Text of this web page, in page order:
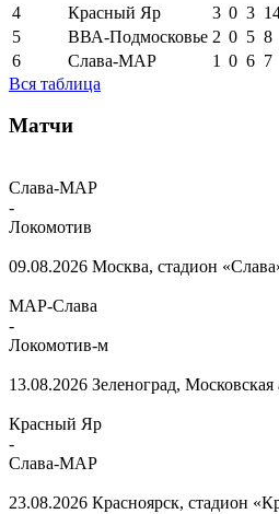
4
Красный Яр 3 0 3
5
ВВА-Подмосковье 2 0 5 8
6
Слава-МАР 1 0 6 7
Вся таблица
Матчи
Слава-МАР
-
Локомотив
09.08.2026 Москва, стадион
МАР-Слава
-
Локомотив-м
13.08.2026 Зеленоград, Московская
Красный Яр
-
Слава-МАР
23.08.2026 Красноярск, стадион